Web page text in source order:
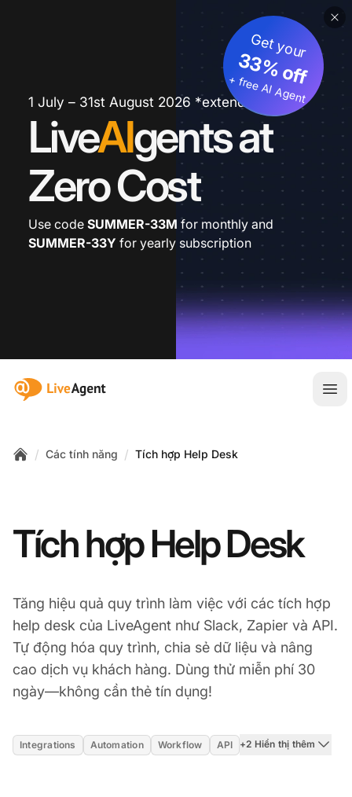
1 July – 31st August 2026 *extended
LiveAIgents at
Zero Cost
Get your
33% off
+ free AI Agent
Use code SUMMER-33M for monthly and
SUMMER-33Y for yearly subscription
:site.title
Mở
/ Các tính năng / Tích hợp Help Desk
Tích hợp Help Desk
Tăng hiệu quả quy trình làm việc với các tích hợp
help desk của LiveAgent như Slack, Zapier và API.
Tự động hóa quy trình, chia sẻ dữ liệu và nâng
cao dịch vụ khách hàng. Dùng thử miễn phí 30
ngày—không cần thẻ tín dụng!
Integrations Automation Workflow API +2 Hiển thị thêm